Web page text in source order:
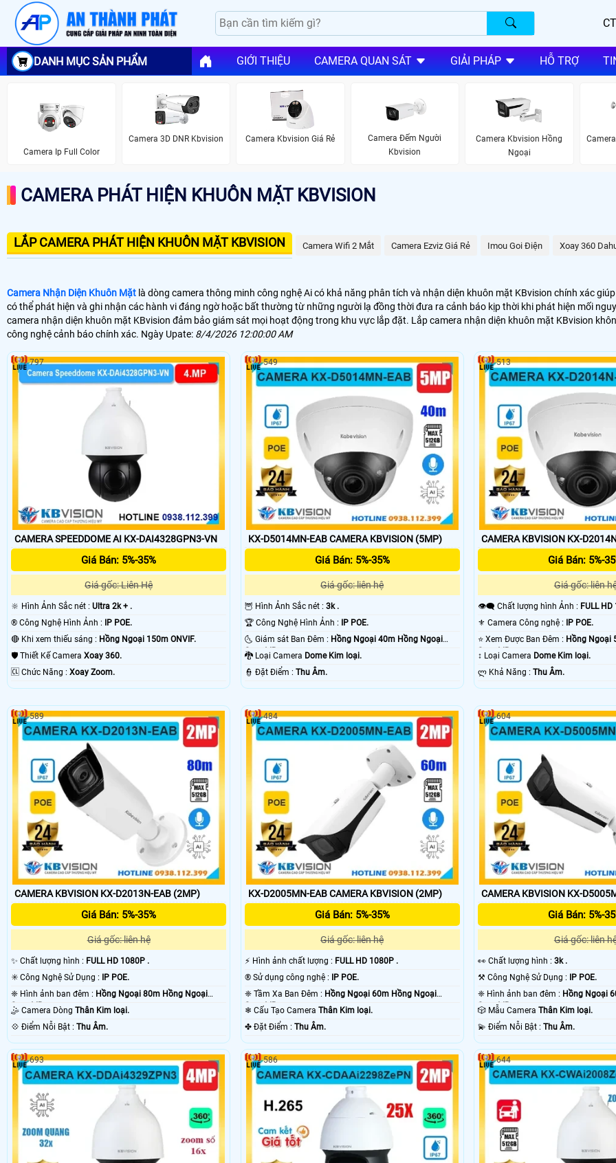
DANH MỤC SẢN PHẨM GIỚI THIỆU CAMERA QUAN SÁT GIẢI PHÁP HỖ TRỢ
Camera Ip Full Color
Camera 3D DNR Kbvision Camera Kbvision Giá Rẻ
Camera Đếm Người
Kbvision
Camera Kbvision Hồng
Ngoại
CAMERA PHÁT HIỆN KHUÔN MẶT KBVISION
LẮP CAMERA PHÁT HIỆN KHUÔN MẶT KBVISION Camera Wifi 2 Mắt Camera Ezviz Giá Rẻ Imou Goi Điện Xoay 360
Camera Nhận Diện Khuôn Mặt là dòng camera thông minh công nghệ Ai có khả năng phân tích và nhận diện khuôn mặt KBvision chính xác
có thể phát hiện và ghi nhận các hành vi đáng ngờ hoặc bất thường từ những người lạ đồng thời đưa ra cảnh báo kịp thời khi phát hiện mối
camera nhận diện khuôn mặt KBvision đảm bảo giám sát mọi hoạt động trong khu vực lắp đặt. Lắp camera nhận diện khuôn mặt KBvision
công nghệ cảnh báo chính xác. Ngày Upate: 8/4/2026 12:00:00 AM
CAMERA SPEEDDOME AI KX-DAI4328GPN3-VN
Giá Bán: 5%-35%
Giá gốc: Liên Hệ
🔆 Hình Ảnh Sắc nét : Ultra 2k + .
®️ Công Nghệ Hình Ảnh :
IP POE.
🔴 Khi xem thiếu sáng : Hồng Ngoại 150m ONVIF.
🛡 Thiết Kế Camera Xoay 360.
️🆑 Chức Năng : Xoay Zoom.
797
KX-D5014MN-EAB CAMERA KBVISION (5MP)
Giá Bán: 5%-35%
Giá gốc: liên hệ
🦉 Hình Ảnh Sắc nét : 3k .
🏆 Công Nghệ Hình Ảnh :
IP POE.
🌜 Giám sát Ban Đêm : Hồng Ngoại 40m Hồng Ngoại
Smart IR.
🐉️ Loại Camera Dome Kim loại.
️👮 Đặt Điểm : Thu Âm.
549
CAMERA KBVISION KX-
Giá Bán: 5%-
Giá gốc: liên
👁️‍🗨 Chất lượng hình Ảnh : FULL
⚜️ Camera Công nghệ :
IP POE.
⭐ Xem Được Ban Đêm : Hồng Ngoại
Smart IR.
↕️ Loại Camera Dome Kim loại.
️ლ Khả Năng :Thu Âm.
513
CAMERA KBVISION KX-D2013N-EAB (2MP)
Giá Bán: 5%-35%
Giá gốc: liên hệ
✨ Chất lượng hình : FULL HD 1080P .
✳️ Công Nghệ Sử Dụng :
IP POE.
❈ Hình ảnh ban đêm : Hồng Ngoại 80m Hồng Ngoại
Smart IR.
🤹 Camera Dòng Thân Kim loại.
️💠 Điểm Nỗi Bật : Thu Âm.
589
KX-D2005MN-EAB CAMERA KBVISION (2MP)
Giá Bán: 5%-35%
Giá gốc: liên hệ
️⚡ Hình ảnh chất lượng : FULL HD 1080P .
®️ Sử dụng công nghệ :
IP POE.
❈ Tầm Xa Ban Đêm : Hồng Ngoại 60m Hồng Ngoại
Smart IR.
❄ Cấu Tạo Camera Thân Kim loại.
️✤ Đặt Điểm : Thu Âm.
484
CAMERA KBVISION KX-
Giá Bán: 5%-
Giá gốc: liên
️👀 Chất lượng hình :3k .
⚒ Công Nghệ Sử Dụng :
IP POE.
❈ Hình ảnh ban đêm : Hồng Ngoại
Smart IR.
🎲 Mẫu CameraThân Kim loại.
️💫 Điểm Nỗi Bật :Thu Âm.
604
693 586 644